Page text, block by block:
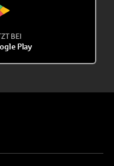
BEI
Play